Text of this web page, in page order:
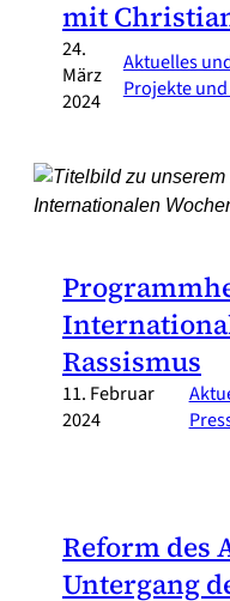
mit
24.
März
2024
Aktuelles
Projekte
Rassismus
11. Februar
2024
Reform des
Untergang